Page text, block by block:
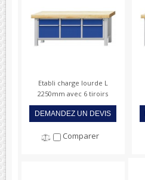
Etabli charge lourde L
2250mm avec 6 tiroirs
DEMANDEZ UN DEVIS
Comparer